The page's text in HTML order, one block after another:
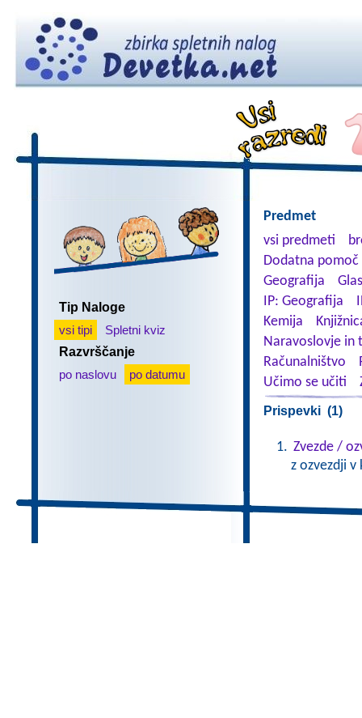
Tip Naloge
vsi tipi
Spletni kviz
Razvrščanje
po naslovu
po datumu
Predmet
vsi predmeti
Dodatna
Geografija
IP: Geografija
Kemija
Naravoslovje in
Računalništvo
Učimo se učiti
Prispevki (1)
Zvezde /
z ozvezdji